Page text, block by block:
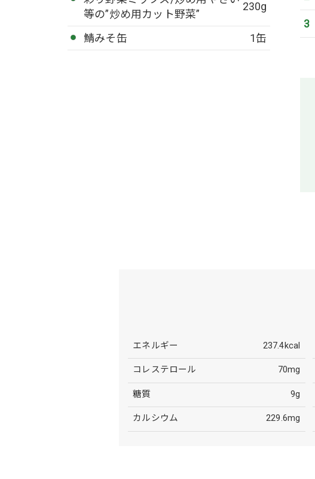
等の”炒め用カット野菜”
230g
鯖みそ缶 1缶
エネルギー 237.4kcal
コレステロール 70mg
糖質 9g
カルシウム 229.6mg